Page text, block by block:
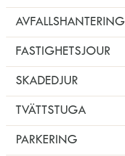
AVFALLSHANTERING
FASTIGHETSJOUR
SKADEDJUR
TVÄTTSTUGA
PARKERING